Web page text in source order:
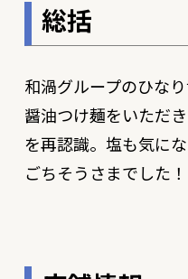
総括
和渦グループのひな
醤油つけ麺をいただ
を再認識。塩も気に
ごちそうさまでした！